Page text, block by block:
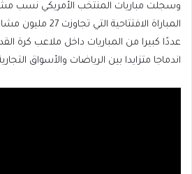
وسجلت مباريات المنتخب الأمريكي نسب
المباراة
عددًا كبيرا من المباريات داخل ملاعب كرة
اندماجا متزايدا بين الرياضات والأسواق